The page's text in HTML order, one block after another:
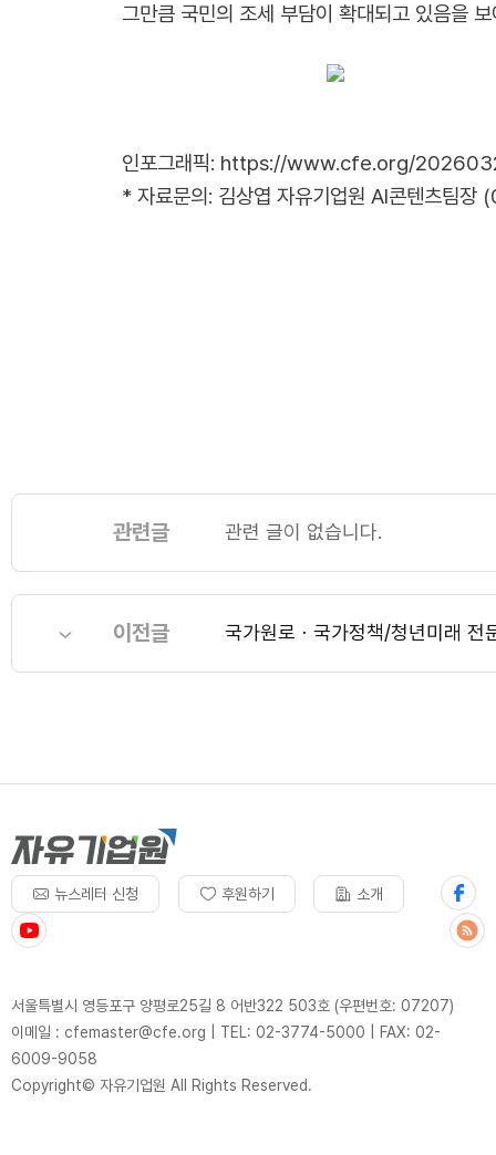
그만큼 국민의 조세 부담이 확대되고 있음을
인포그래픽: https://www.cfe.org/
* 자료문의: 김상엽 자유기업원 AI콘텐츠
관련글 관련 글이 없습니다.
이전글 국가원로ㆍ국가정책/청년미래
뉴스레터 신청 후원하기 소개
서울특별시 영등포구 양평로25길 8 어반322 503호 (우편번호: 07207)
이메일 : cfemaster@cfe.org
TEL: 02-3774-5000
FAX: 02-
6009-9058
Copyright© 자유기업원 All Rights Reserved.